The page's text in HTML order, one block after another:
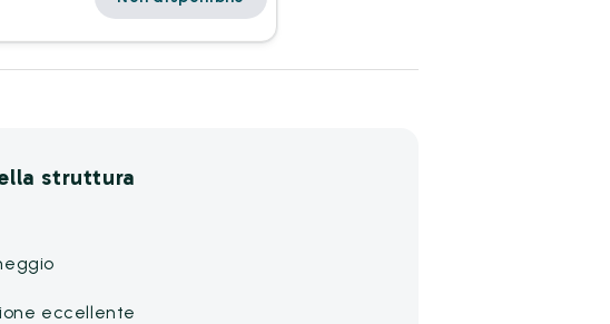
struttura
eccellente